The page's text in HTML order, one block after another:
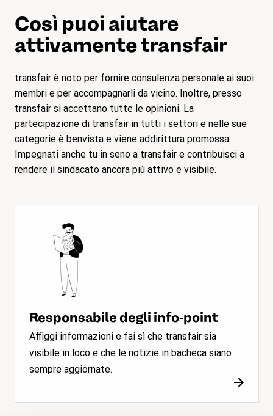
Così puoi aiutare
attivamente transfair
transfair è noto per fornire consulenza personale ai suoi
membri e per accompagnarli da vicino. Inoltre, presso
transfair si accettano tutte le opinioni. La
partecipazione di transfair in tutti i settori e nelle sue
categorie è benvista e viene addirittura promossa.
Impegnati anche tu in seno a transfair e contribuisci a
rendere il sindacato ancora più attivo e visibile.
Responsabile degli info-point
Affiggi informazioni e fai sì che transfair sia
visibile in loco e che le notizie in bacheca siano
sempre aggiornate.